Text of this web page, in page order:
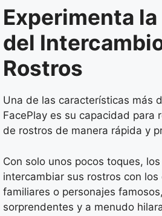
Experimenta
del
Rostros
Una de las características más
FacePlay es su capacidad para
de rostros de manera rápida y
Con solo unos pocos toques,
intercambiar sus rostros con los
familiares o personajes
sorprendentes y a menudo